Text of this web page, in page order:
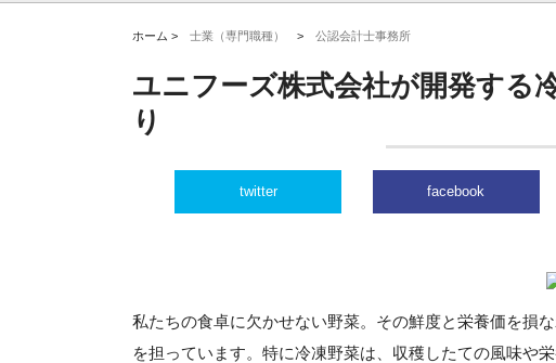
ホーム > 士業（専門職種） > 公認会計士事務所
ユニフーズ株式会社が開発する
り
twitter facebook
私たちの食卓に欠かせない野菜。その鮮度と栄養価を損
を担っています。特に冷凍野菜は、収穫したての風味や